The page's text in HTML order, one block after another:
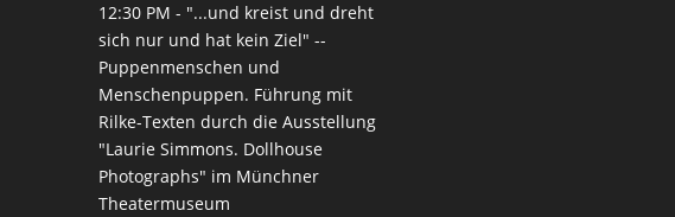
12:30 PM - "...und kreist und dreht
sich nur und hat kein Ziel" --
Puppenmenschen und
Menschenpuppen. Führung mit
Rilke-Texten durch die Ausstellung
"Laurie Simmons. Dollhouse
Photographs" im Münchner
Theatermuseum